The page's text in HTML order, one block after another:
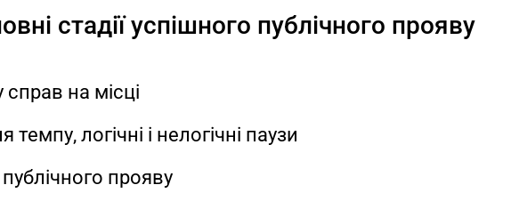
стадії успішного публічного прояву
справ на місці
логічні і нелогічні паузи
прояву